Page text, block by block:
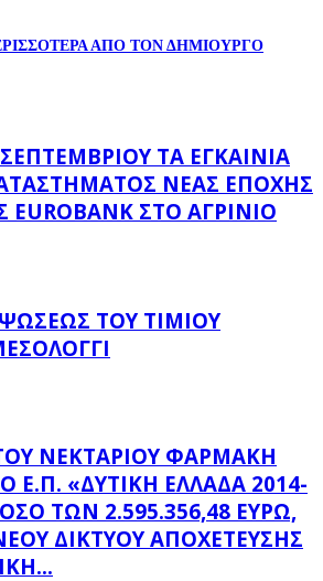
ΑΠΟ ΤΟΝ ΔΗΜΙΟΥΡΓΟ
ΤΑ ΕΓΚΑΊΝΙΑ
ΝΈΑΣ ΕΠΟΧΉΣ
EUROBANK ΣΤΟ ΑΓΡΊΝΙΟ
ΤΟΥ ΤΙΜΊΟΥ
ΝΕΚΤΆΡΙΟΥ ΦΑΡΜΆΚΗ
Ε.Π. «ΔΥΤΙΚΉ ΕΛΛΆΔΑ 2014-
ΤΩΝ 2.595.356,48 ΕΥΡΏ,
ΔΙΚΤΎΟΥ ΑΠΟΧΈΤΕΥΣΗΣ